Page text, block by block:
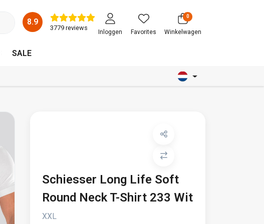
8.9
3779 reviews
Inloggen Favorites
0
Winkelwagen
SALE
Schiesser Long Life Soft
Round Neck T-Shirt 233 Wit
XXL